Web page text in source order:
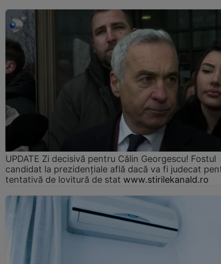
UPDATE Zi decisivă pentru Călin Georgescu! Fostul
candidat la prezidențiale află dacă va fi judecat
tentativă de lovitură de stat www.stirilekanald.ro